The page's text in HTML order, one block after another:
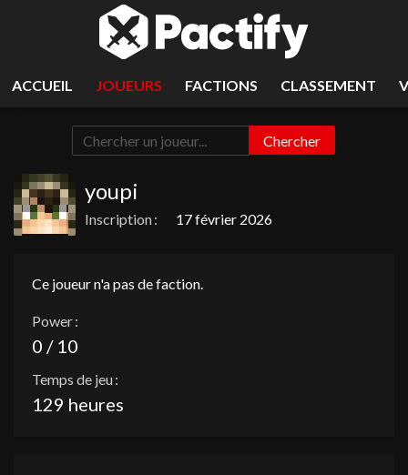
ACCUEIL JOUEURS FACTIONS CLASSEMENT
Chercher
youpi
Inscription : 17 février 2026
Ce joueur n'a pas de faction.
Power :
0 / 10
Temps de jeu :
129 heures